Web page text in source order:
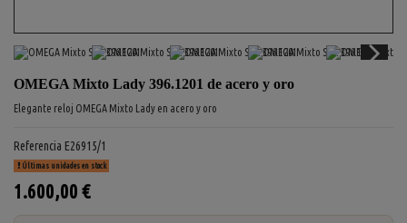
OMEGA Mixto Lady 396.1201 de acero y oro
Elegante reloj OMEGA Mixto Lady en acero y oro
Referencia E26915/1
Últimas unidades en stock
1.600,00 €